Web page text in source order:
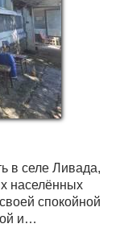
в селе Ливада,
спокойной
и